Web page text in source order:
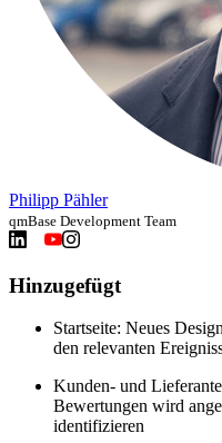
Philipp Pähler
qmBase Development Team
Hinzugefügt
Startseite: Neues
den relevanten
Kunden- und
Bewertungen wird
identifizieren